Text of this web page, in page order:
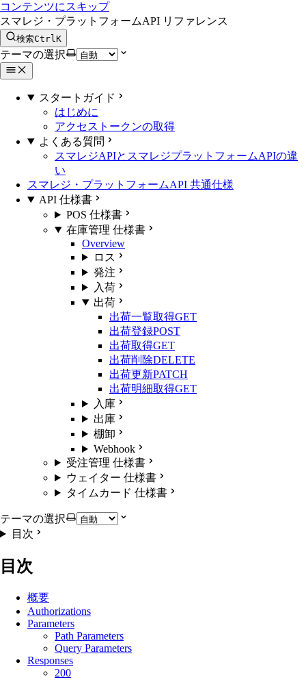
コンテンツにスキップ
スマレジ・プラットフォームAPI リファレンス
検索CtrlK
テーマの選択
スタートガイド
はじめに
アクセストークンの取得
よくある質問
スマレジAPIとスマレジプラットフォームAPIの違
い
スマレジ・プラットフォームAPI 共通仕様
API 仕様書
POS 仕様書
在庫管理 仕様書
Overview
ロス
発注
入荷
出荷
出荷一覧取得GET
出荷登録POST
出荷取得GET
出荷削除DELETE
出荷更新PATCH
出荷明細取得GET
入庫
出庫
棚卸
Webhook
受注管理 仕様書
ウェイター 仕様書
タイムカード 仕様書
テーマの選択
目次
目次
概要
Authorizations
Parameters
Path Parameters
Query Parameters
Responses
200